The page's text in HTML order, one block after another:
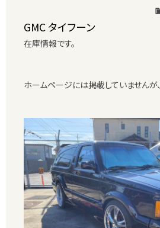
GMC タイフーン
在庫情報です。
ホームページには掲載していませんが、